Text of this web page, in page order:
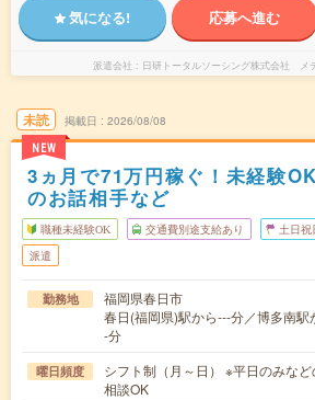
気になる! 応募へ進む
派遣会社 日研トータルソーシング株式会社 メ
未読
NEW
掲載日 2026/08/08
3ヵ月で71万円稼ぐ！未経験
のお話相手など
職種未経験OK 交通費別途支給あり 土日祝
派遣
勤務地
福岡県春日市
春日(福岡県)駅から---分／博多南
-分
曜日頻度
シフト制（月～日） ※平日のみな
相談OK